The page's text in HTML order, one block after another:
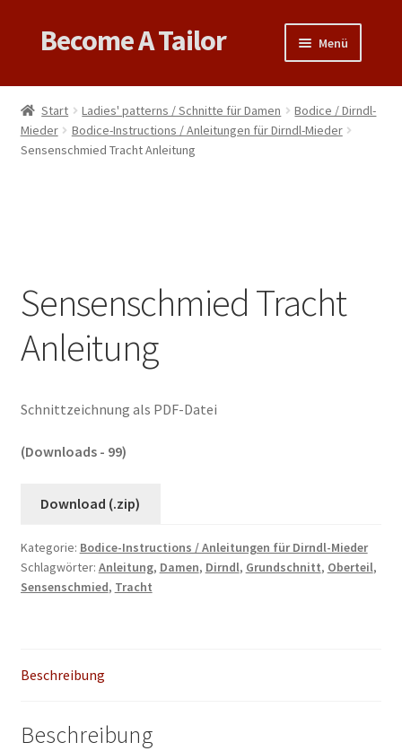
Zur
Navigation
Zum
Inhalt
Become A Tailor Menü
Books
öffnen
Videos
öffnen
Start Ladies' patterns / Schnitte für Damen
Bodice / Dirndl-
Mieder
Bodice-Instructions / Anleitungen für Dirndl-Mieder
Sensenschmied Tracht Anleitung
Sensenschmied Tracht
Anleitung
Schnittzeichnung als PDF-Datei
(Downloads - 99)
Download (.zip)
Kategorie: Bodice-Instructions / Anleitungen für Dirndl-Mieder
Schlagwörter: Anleitung, Damen, Dirndl, Grundschnitt, Oberteil,
Sensenschmied, Tracht
Beschreibung
Beschreibung